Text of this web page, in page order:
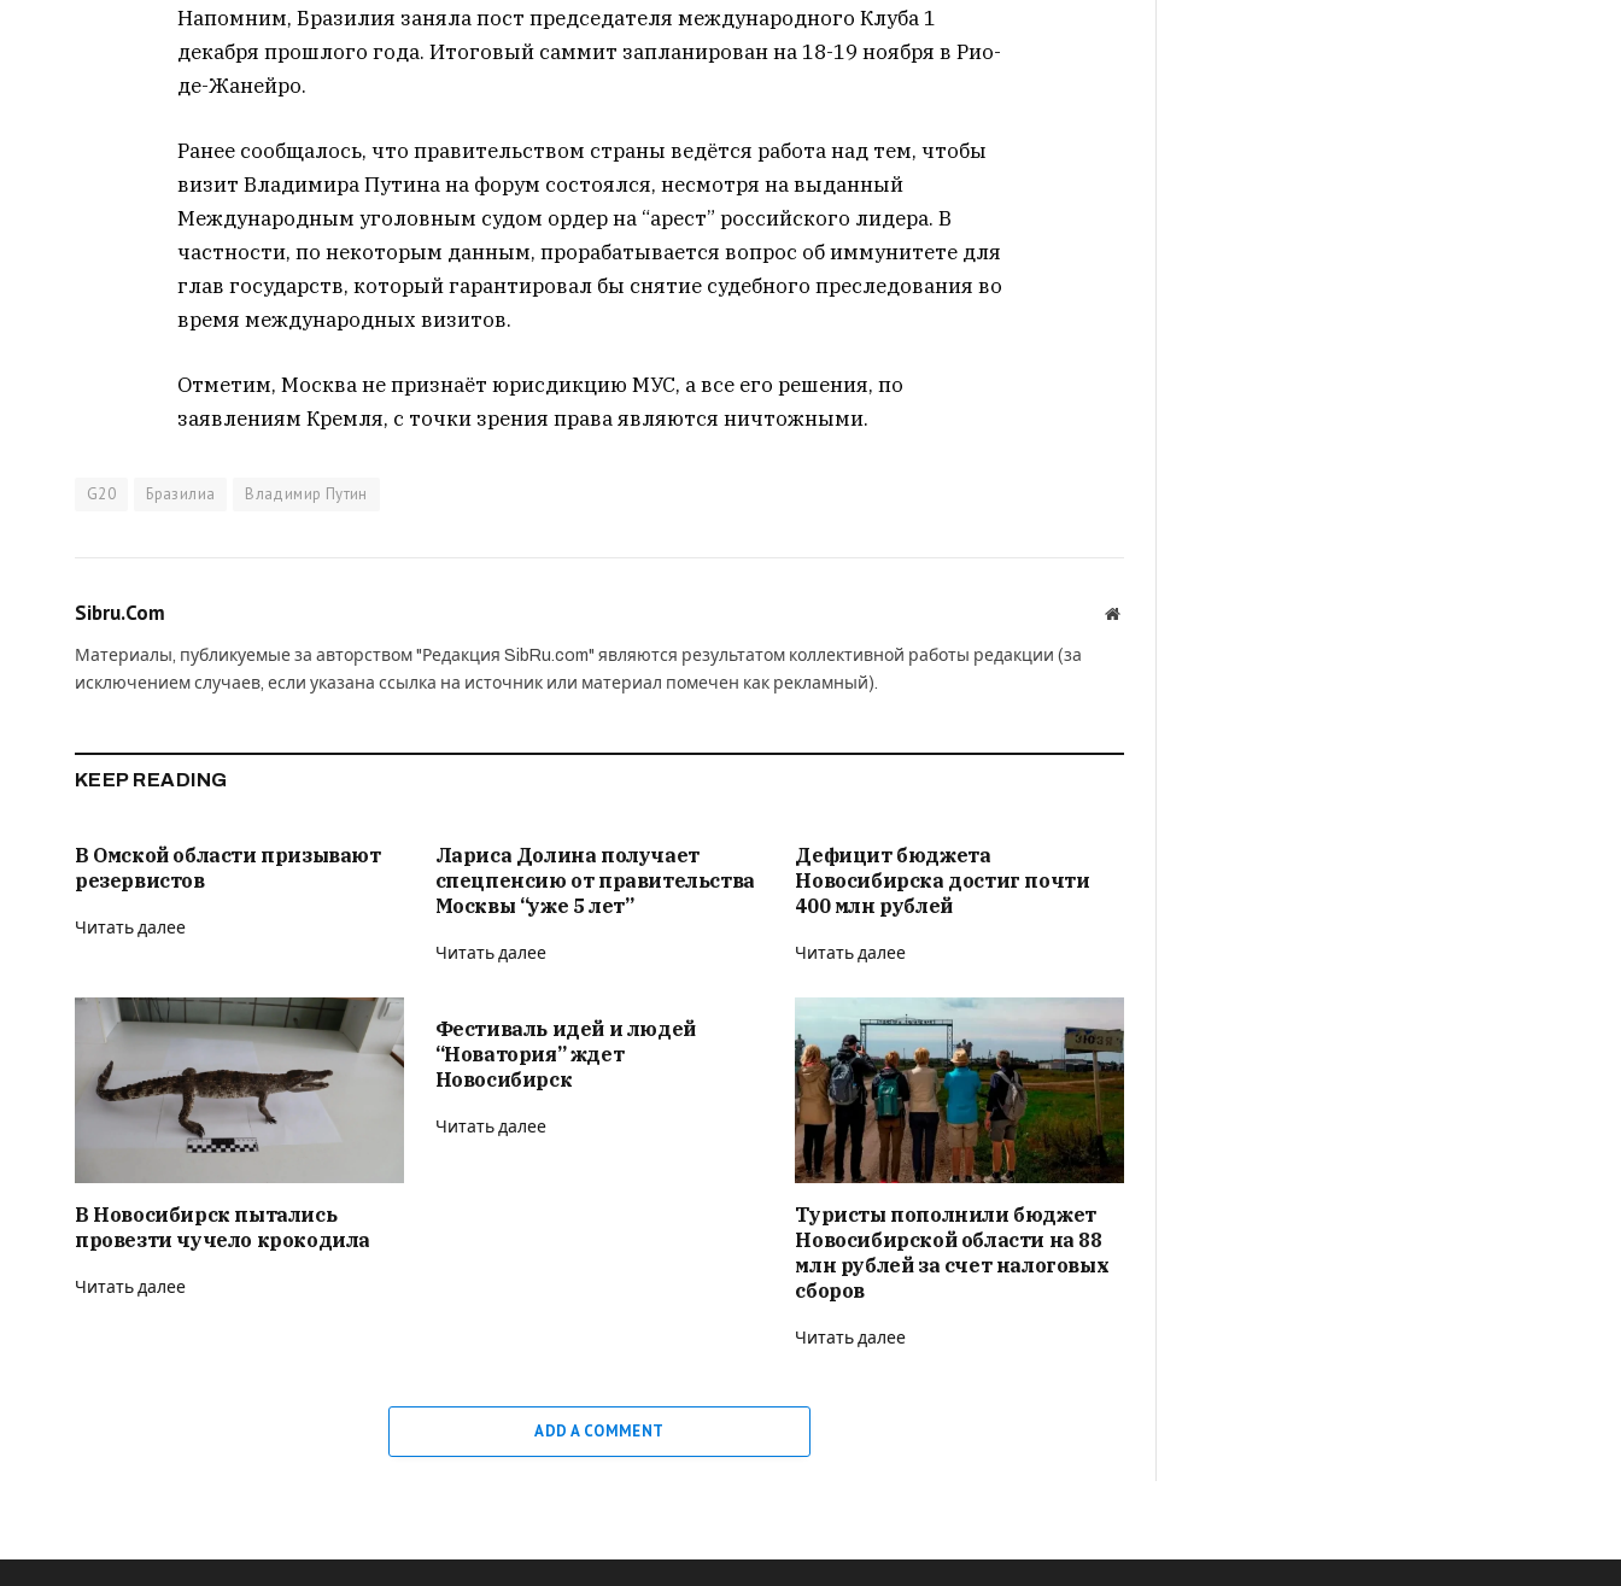
Напомним, Бразилия заняла пост председателя международного Клуба 1
декабря прошлого года. Итоговый саммит запланирован на 18-19 ноября в Рио-
де-Жанейро.
Ранее сообщалось, что правительством страны ведётся работа над тем, чтобы
визит Владимира Путина на форум состоялся, несмотря на выданный
Международным уголовным судом ордер на “арест” российского лидера. В
частности, по некоторым данным, прорабатывается вопрос об иммунитете для
глав государств, который гарантировал бы снятие судебного преследования во
время международных визитов.
Отметим, Москва не признаёт юрисдикцию МУС, а все его решения, по
заявлениям Кремля, с точки зрения права являются ничтожными.
G20 Бразилиа Владимир Путин
Sibru.Com Website
Материалы, публикуемые за авторством "Редакция SibRu.com" являются результатом коллективной работы редакции (за
исключением случаев, если указана ссылка на источник или материал помечен как рекламный).
KEEP READING
В Омской области призывают
резервистов
Читать далее
Лариса Долина получает
спецпенсию от правительства
Москвы “уже 5 лет”
Читать далее
Дефицит бюджета
Новосибирска достиг почти
400 млн рублей
Читать далее
В Новосибирск пытались
провезти чучело крокодила
Читать далее
Фестиваль идей и людей
“Новатория” ждет
Новосибирск
Читать далее
Туристы пополнили бюджет
Новосибирской области на 88
млн рублей за счет налоговых
сборов
Читать далее
ADD A COMMENT